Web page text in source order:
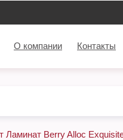
О компании Контакты
Ламинат Berry Alloc